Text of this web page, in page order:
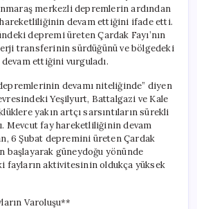
merkezli depremlerin ardından
devam ettiğini ifade etti.
depremi üreten Çardak Fayı’nın
transferinin sürdüğünü ve bölgedeki
ettiğini vurguladı.
devamı niteliğinde” diyen
Yeşilyurt, Battalgazi ve Kale
yakın artçı sarsıntıların sürekli
Mevcut fay hareketliliğinin devam
6 Şubat depremini üreten Çardak
başlayarak güneydoğu yönünde
fayların aktivitesinin oldukça yüksek
Varoluşu**